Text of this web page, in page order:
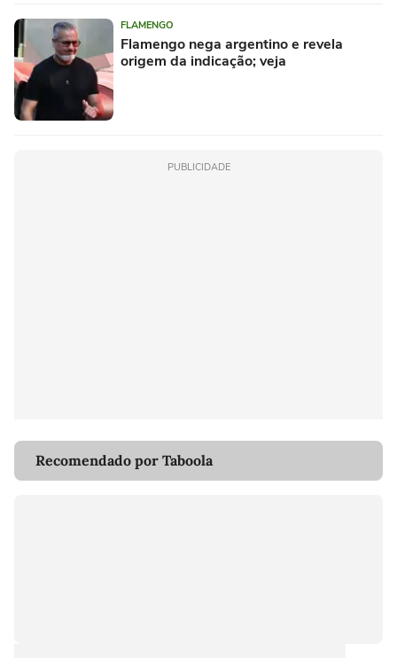
FLAMENGO
Flamengo nega argentino e revela
origem da indicação; veja
PUBLICIDADE
Recomendado por Taboola